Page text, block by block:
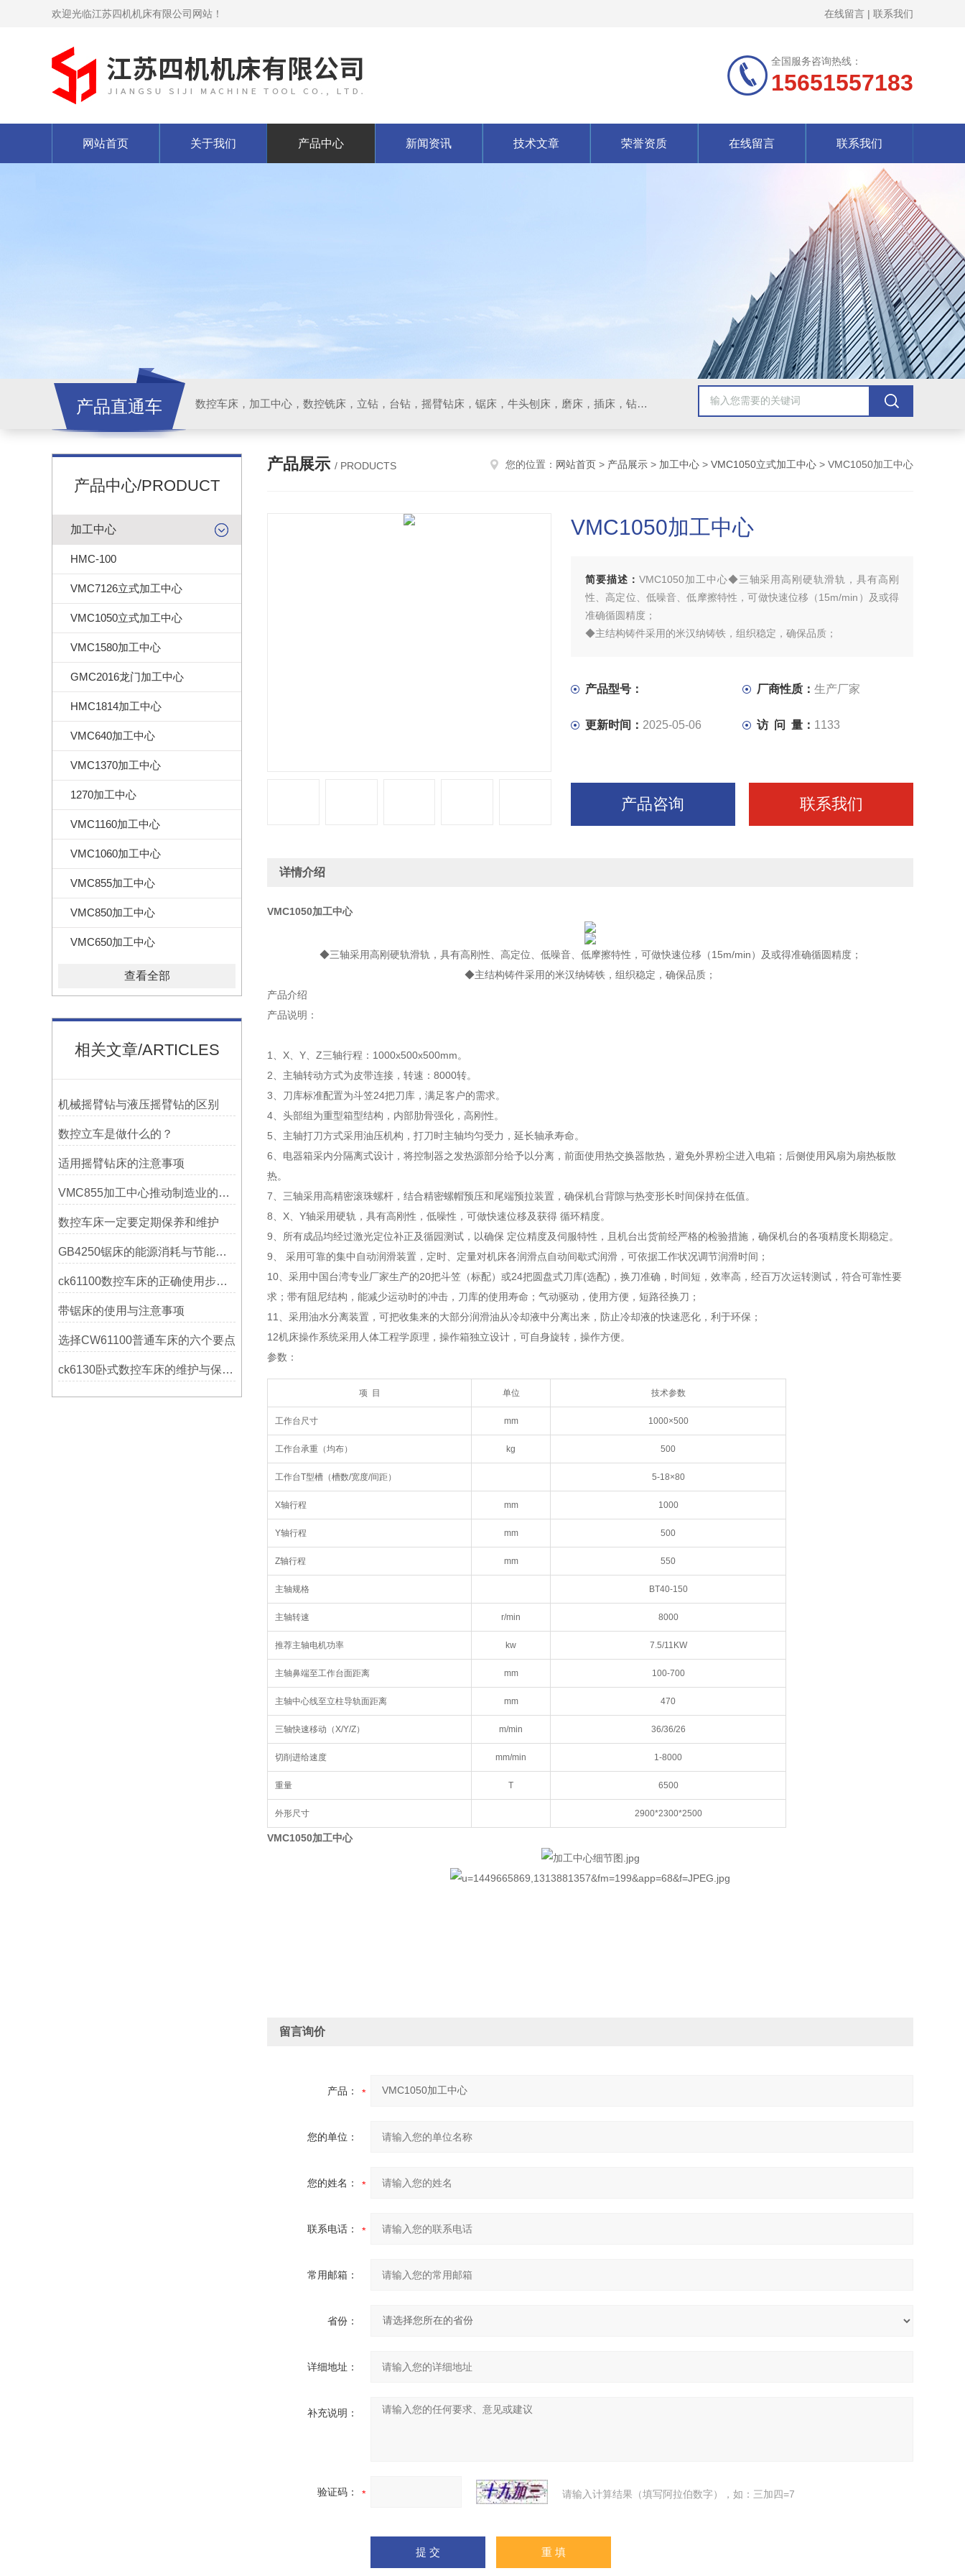
欢迎光临江苏四机机床有限公司网站！ 在线留言 | 联系我们
全国服务咨询热线：
15651557183
网站首页 关于我们 产品中心 新闻资讯 技术文章 荣誉资质 在线留言 联系我们
产品直通车 数控车床，加工中心，数控铣床，立钻，台钻，摇臂钻床，锯床，牛头刨床，磨床，插床，钻铣床，滚齿机
产品中心/PRODUCT
加工中心
HMC-100
VMC7126立式加工中心
VMC1050立式加工中心
VMC1580加工中心
GMC2016龙门加工中心
HMC1814加工中心
VMC640加工中心
VMC1370加工中心
1270加工中心
VMC1160加工中心
VMC1060加工中心
VMC855加工中心
VMC850加工中心
VMC650加工中心
查看全部
相关文章/ARTICLES
机械摇臂钻与液压摇臂钻的区别
数控立车是做什么的？
适用摇臂钻床的注意事项
VMC855加工中心推动制造业的发展
数控车床一定要定期保养和维护
GB4250锯床的能源消耗与节能措施
ck61100数控车床的正确使用步骤是什么？
带锯床的使用与注意事项
选择CW61100普通车床的六个要点
ck6130卧式数控车床的维护与保养策略
产品展示 / PRODUCTS 您的位置： 网站首页 > 产品展示 > 加工中心 > VMC1050立式加工中心 > VMC1050加工中心
VMC1050加工中心
简要描述： VMC1050加工中心◆三轴采用高刚硬轨滑轨，具有高刚
性、高定位、低噪音、低摩擦特性，可做快速位移（15m/min）及或得
准确循圆精度；
◆主结构铸件采用的米汉纳铸铁，组织稳定，确保品质；
产品型号： 厂商性质： 生产厂家
更新时间： 2025-05-06 访 问 量： 1133
产品咨询 联系我们
详情介绍
VMC1050加工中心
◆三轴采用高刚硬轨滑轨，具有高刚性、高定位、低噪音、低摩擦特性，可做快速位移（15m/min）及或得准确循圆精度；
◆主结构铸件采用的米汉纳铸铁，组织稳定，确保品质；
产品介绍
产品说明：
1、X、Y、Z三轴行程：1000x500x500mm。
2、主轴转动方式为皮带连接，转速：8000转。
3、刀库标准配置为斗笠24把刀库，满足客户的需求。
4、头部组为重型箱型结构，内部肋骨强化，高刚性。
5、主轴打刀方式采用油压机构，打刀时主轴均匀受力，延长轴承寿命。
6、电器箱采内分隔离式设计，将控制器之发热源部分给予以分离，前面使用热交换器散热，避免外界粉尘进入电箱；后侧使用风扇为扇热板散
热。
7、三轴采用高精密滚珠螺杆，结合精密螺帽预压和尾端预拉装置，确保机台背隙与热变形长时间保持在低值。
8、X、Y轴采用硬轨，具有高刚性，低噪性，可做快速位移及获得 循环精度。
9、所有成品均经过激光定位补正及循园测试，以确保 定位精度及伺服特性，且机台出货前经严格的检验措施，确保机台的各项精度长期稳定。
9
采用可靠的集中自动润滑装置，定时、定量对机床各润滑点自动间歇式润滑，可依据工作状况调节润滑时间；
10
采用中国台湾专业厂家生产的20把斗笠（标配）或24把圆盘式刀库(选配)，换刀准确，时间短，效率高，经百万次运转测试，符合可靠性要
求；带有阻尼结构，能减少运动时的冲击，刀库的使用寿命；气动驱动，使用方便，短路径换刀；
11
采用油水分离装置，可把收集来的大部分润滑油从冷却液中分离出来，防止冷却液的快速恶化，利于环保；
12机床操作系统采用人体工程学原理，操作箱独立设计，可自身旋转，操作方便。
参数：
项 目 单位 技术参数
工作台尺寸 mm 1000×500
工作台承重（均布） kg 500
工作台T型槽（槽数/宽度/间距） 5-18×80
X轴行程 mm 1000
Y轴行程 mm 500
Z轴行程 mm 550
主轴规格 BT40-150
主轴转速 r/min 8000
推荐主轴电机功率 kw 7.5/11KW
主轴鼻端至工作台面距离 mm 100-700
主轴中心线至立柱导轨面距离 mm 470
三轴快速移动（X/Y/Z） m/min 36/36/26
切削进给速度 mm/min 1-8000
重量 T 6500
外形尺寸 2900*2300*2500
VMC1050加工中心
留言询价
产品：
您的单位：
您的姓名：
联系电话：
常用邮箱：
省份：
详细地址：
补充说明：
验证码： 请输入计算结果（填写阿拉伯数字），如：三加四=7